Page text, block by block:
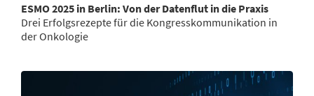
ESMO 2025 in Berlin: Von der Datenflut in die Praxis
Drei Erfolgsrezepte für die Kongresskommunikation in
der Onkologie